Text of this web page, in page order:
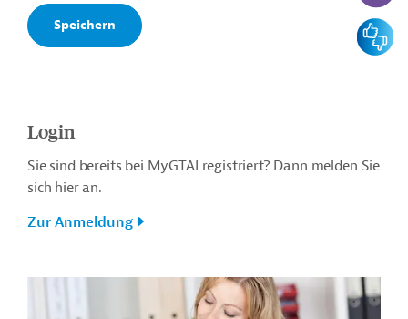
Login
Sie sind bereits bei MyGTAI registriert? Dann melden Sie
sich hier an.
Zur Anmeldung